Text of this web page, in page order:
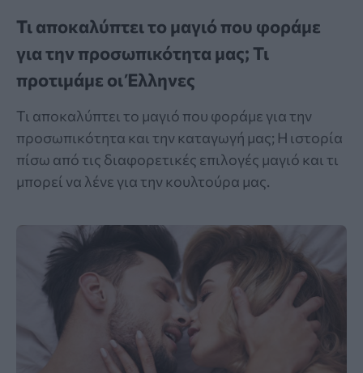
Τι αποκαλύπτει το μαγιό που φοράμε
για την προσωπικότητα μας; Τι
προτιμάμε οι Έλληνες
Τι αποκαλύπτει το μαγιό που φοράμε για την
προσωπικότητα και την καταγωγή μας; Η ιστορία
πίσω από τις διαφορετικές επιλογές μαγιό και τι
μπορεί να λένε για την κουλτούρα μας.